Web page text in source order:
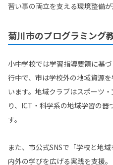
習い事の両立を支える環境整備が
菊川市のプログラミング
小中学校では学習指導要領に基
行中で、市は学校外の地域資源
います。地域クラブはスポーツ
り、ICT・科学系の地域学習の
す。
また、市公式SNSで「学校と地
内外の学びを広げる実践を支援